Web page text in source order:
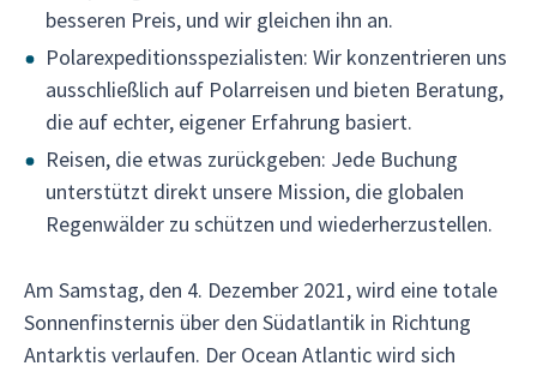
besseren Preis, und wir gleichen ihn an.
Polarexpeditionsspezialisten: Wir konzentrieren uns
ausschließlich auf Polarreisen und bieten Beratung,
die auf echter, eigener Erfahrung basiert.
Reisen, die etwas zurückgeben: Jede Buchung
unterstützt direkt unsere Mission, die globalen
Regenwälder zu schützen und wiederherzustellen.
Am Samstag, den 4. Dezember 2021, wird eine totale
Sonnenfinsternis über den Südatlantik in Richtung
Antarktis verlaufen. Der Ocean Atlantic wird sich